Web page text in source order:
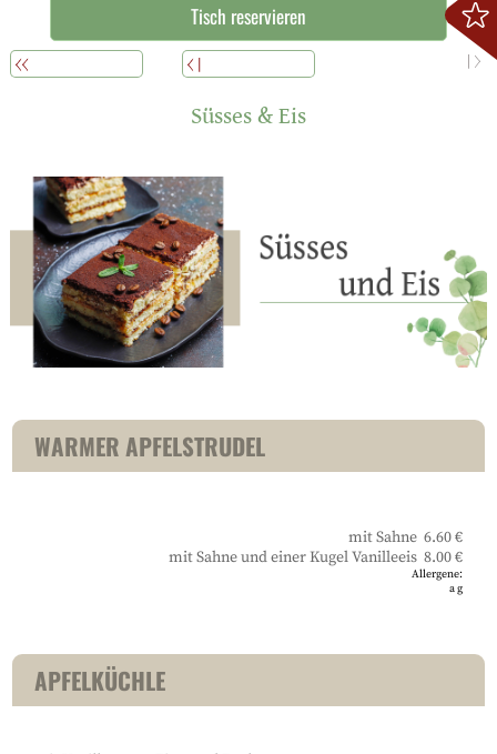
Tisch reservieren
Süsses & Eis
WARMER APFELSTRUDEL
mit Sahne 6.60 €
mit Sahne und einer Kugel Vanilleeis 8.00 €
Allergene:
ag
APFELKÜCHLE